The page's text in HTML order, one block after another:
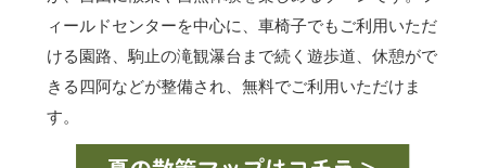
ィールドセンターを中心に、車椅子でもご利用いただ
ける園路、駒止の滝観瀑台まで続く遊歩道、休憩がで
きる四阿などが整備され、無料でご利用いただけま
す。